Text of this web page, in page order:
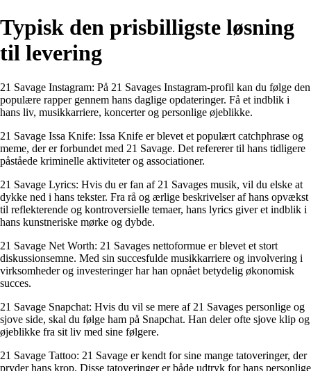
Typisk den prisbilligste løsning
til levering
21 Savage Instagram: På 21 Savages Instagram-profil kan du følge den
populære rapper gennem hans daglige opdateringer. Få et indblik i
hans liv, musikkarriere, koncerter og personlige øjeblikke.
21 Savage Issa Knife: Issa Knife er blevet et populært catchphrase og
meme, der er forbundet med 21 Savage. Det refererer til hans tidligere
påståede kriminelle aktiviteter og associationer.
21 Savage Lyrics: Hvis du er fan af 21 Savages musik, vil du elske at
dykke ned i hans tekster. Fra rå og ærlige beskrivelser af hans opvækst
til reflekterende og kontroversielle temaer, hans lyrics giver et indblik i
hans kunstneriske mørke og dybde.
21 Savage Net Worth: 21 Savages nettoformue er blevet et stort
diskussionsemne. Med sin succesfulde musikkarriere og involvering i
virksomheder og investeringer har han opnået betydelig økonomisk
succes.
21 Savage Snapchat: Hvis du vil se mere af 21 Savages personlige og
sjove side, skal du følge ham på Snapchat. Han deler ofte sjove klip og
øjeblikke fra sit liv med sine følgere.
21 Savage Tattoo: 21 Savage er kendt for sine mange tatoveringer, der
pryder hans krop. Disse tatoveringer er både udtryk for hans personlige